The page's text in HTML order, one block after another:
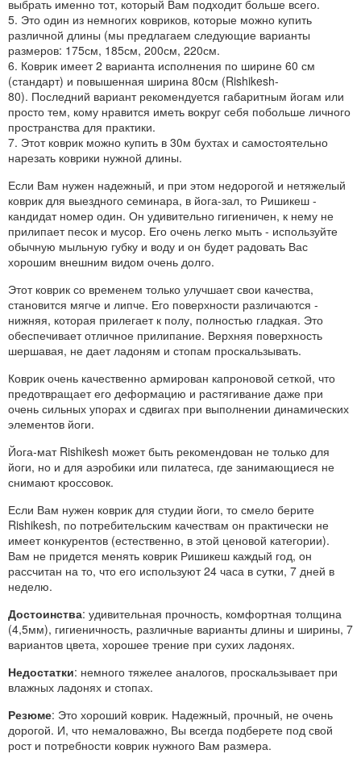
выбрать именно тот, который Вам подходит больше всего.
5. Это один из немногих ковриков, которые можно купить
различной длины (мы предлагаем следующие варианты
размеров: 175см, 185см, 200см, 220см.
6. Коврик имеет 2 варианта исполнения по ширине 60 см
(стандарт) и повышенная ширина 80см (Rishikesh-
80). Последний вариант рекомендуется габаритным йогам или
просто тем, кому нравится иметь вокруг себя побольше личного
пространства для практики.
7. Этот коврик можно купить в 30м бухтах и самостоятельно
нарезать коврики нужной длины.
Если Вам нужен надежный, и при этом недорогой и нетяжелый
коврик для выездного семинара, в йога-зал, то Ришикеш -
кандидат номер один. Он удивительно гигиеничен, к нему не
прилипает песок и мусор. Его очень легко мыть - используйте
обычную мыльную губку и воду и он будет радовать Вас
хорошим внешним видом очень долго.
Этот коврик со временем только улучшает свои качества,
становится мягче и липче. Его поверхности различаются -
нижняя, которая прилегает к полу, полностью гладкая. Это
обеспечивает отличное прилипание. Верхняя поверхность
шершавая, не дает ладоням и стопам проскальзывать.
Коврик очень качественно армирован капроновой сеткой, что
предотвращает его деформацию и растягивание даже при
очень сильных упорах и сдвигах при выполнении динамических
элементов йоги.
Йога-мат Rishikesh может быть рекомендован не только для
йоги, но и для аэробики или пилатеса, где занимающиеся не
снимают кроссовок.
Если Вам нужен коврик для студии йоги, то смело берите
Rishikesh, по потребительским качествам он практически не
имеет конкурентов (естественно, в этой ценовой категории).
Вам не придется менять коврик Ришикеш каждый год, он
рассчитан на то, что его используют 24 часа в сутки, 7 дней в
неделю.
Достоинства: удивительная прочность, комфортная толщина
(4,5мм), гигиеничность, различные варианты длины и ширины, 7
вариантов цвета, хорошее трение при сухих ладонях.
Недостатки: немного тяжелее аналогов, проскальзывает при
влажных ладонях и стопах.
Резюме: Это хороший коврик. Надежный, прочный, не очень
дорогой. И, что немаловажно, Вы всегда подберете под свой
рост и потребности коврик нужного Вам размера.